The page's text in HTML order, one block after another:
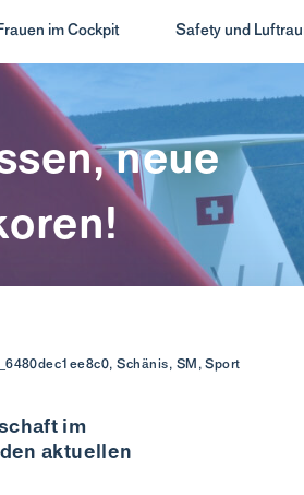
im Cockpit Safety und
neue
Schänis, SM, Sport
im
aktuellen